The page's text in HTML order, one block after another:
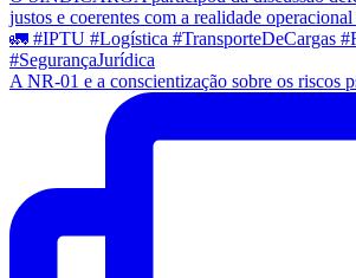
A NR-01 e a conscientização sobre os riscos